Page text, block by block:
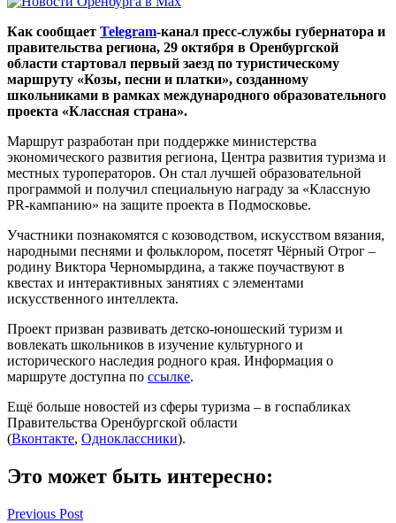
Как сообщает Telegram-канал пресс-службы губернатора и
правительства региона, 29 октября в Оренбургской
области стартовал первый заезд по туристическому
маршруту «Козы, песни и платки», созданному
школьниками в рамках международного образовательного
проекта «Классная страна».
Маршрут разработан при поддержке министерства
экономического развития региона, Центра развития туризма и
местных туроператоров. Он стал лучшей образовательной
программой и получил специальную награду за «Классную
PR-кампанию» на защите проекта в Подмосковье.
Участники познакомятся с козоводством, искусством вязания,
народными песнями и фольклором, посетят Чёрный Отрог –
родину Виктора Черномырдина, а также поучаствуют в
квестах и интерактивных занятиях с элементами
искусственного интеллекта.
Проект призван развивать детско-юношеский туризм и
вовлекать школьников в изучение культурного и
исторического наследия родного края. Информация о
маршруте доступна по ссылке.
Ещё больше новостей из сферы туризма – в госпабликах
Правительства Оренбургской области
(Вконтакте, Одноклассники).
Это может быть интересно:
Навигация
Previous Post